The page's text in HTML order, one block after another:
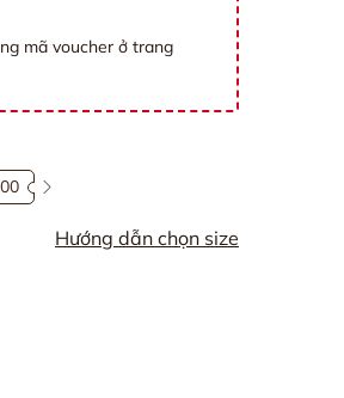
mã voucher ở trang
Hướng dẫn chọn size